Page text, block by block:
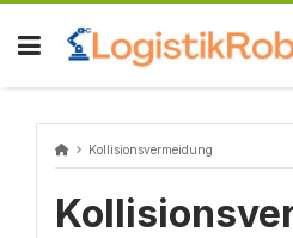
Skip
content
Kollisionsvermeidung